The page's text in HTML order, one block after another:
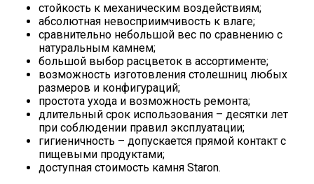
стойкость к механическим воздействиям;
абсолютная невосприимчивость к влаге;
сравнительно небольшой вес по сравнению с
натуральным камнем;
большой выбор расцветок в ассортименте;
возможность изготовления столешниц любых
размеров и конфигураций;
простота ухода и возможность ремонта;
длительный срок использования – десятки лет
при соблюдении правил эксплуатации;
гигиеничность – допускается прямой контакт с
пищевыми продуктами;
доступная стоимость камня Staron.